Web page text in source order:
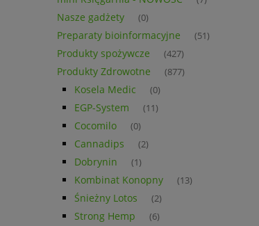
Nasze gadżety (0)
Preparaty bioinformacyjne (51)
Produkty spożywcze (427)
Produkty Zdrowotne (877)
Kosela Medic (0)
EGP-System (11)
Cocomilo (0)
Cannadips (2)
Dobrynin (1)
Kombinat Konopny (13)
Śnieżny Lotos (2)
Strong Hemp (6)